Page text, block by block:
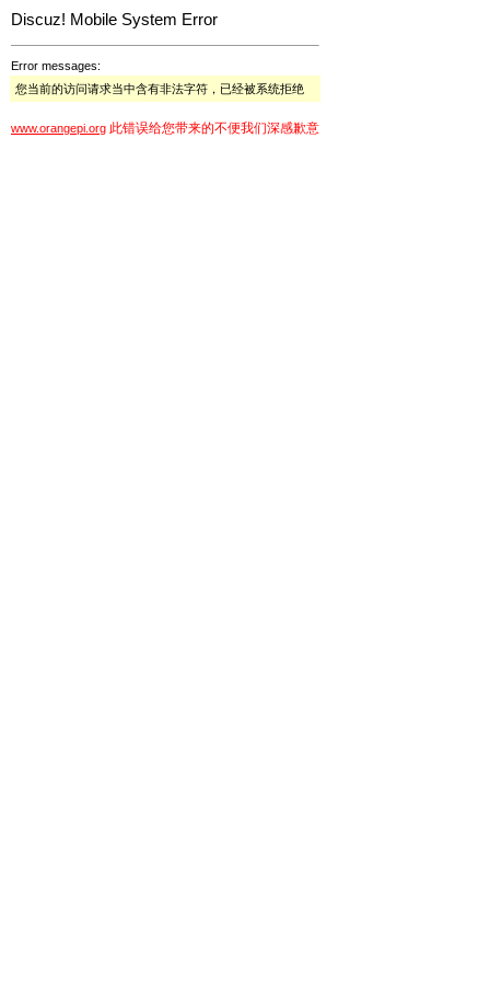
Discuz! Mobile System Error
Error messages:
您当前的访问请求当中含有非法字符，已经被系统拒绝
www.orangepi.org 此错误给您带来的不便我们深感歉意